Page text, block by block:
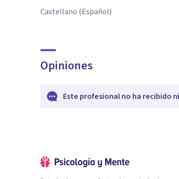
Castellano (Español)
Opiniones
Este profesional no ha recibido